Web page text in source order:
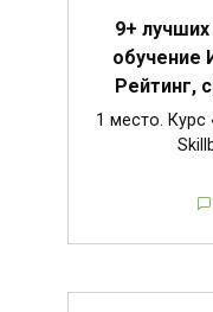
9+ лучших
обучение
Рейтинг,
1 место. Курс